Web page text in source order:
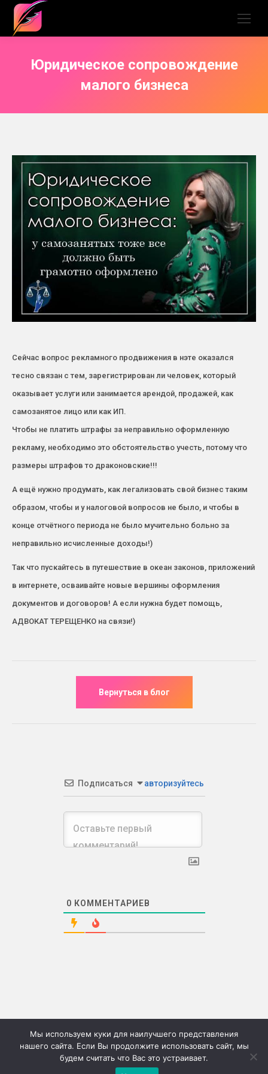
Юридическое сопровождение
малого бизнеса
Сейчас вопрос рекламного продвижения в нэте оказался
тесно связан с тем, зарегистрирован ли человек, который
оказывает услуги или занимается арендой, продажей, как
самозанятое лицо или как ИП.
Чтобы не платить штрафы за неправильно оформленную
рекламу, необходимо это обстоятельство учесть, потому что
размеры штрафов то драконовские!!!
А ещё нужно продумать, как легализовать свой бизнес таким
образом, чтобы и у налоговой вопросов не было, и чтобы в
конце отчётного периода не было мучительно больно за
неправильно исчисленные доходы!)
Так что пускайтесь в путешествие в океан законов, приложений
в интернете, осваивайте новые вершины оформления
документов и договоров! А если нужна будет помощь,
АДВОКАТ ТЕРЕЩЕНКО на связи!)
Подписаться авторизуйтесь
0 КОММЕНТАРИЕВ
©2026г. "Сию" Сервис коммерческих публикаций
Мы используем куки для наилучшего представления
нашего сайта. Если Вы продолжите использовать сайт, мы
будем считать что Вас это устраивает.